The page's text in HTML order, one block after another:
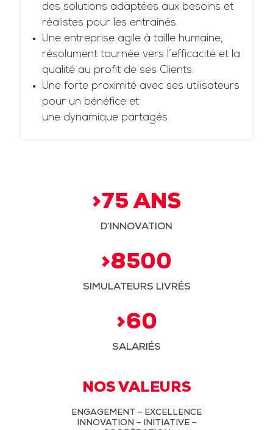
des solutions adaptées aux besoins et
réalistes pour les entrainés.
Une entreprise agile à taille humaine,
résolument tournée vers l’efficacité et la
qualité au profit de ses Clients.
Une forte proximité avec ses utilisateurs
pour un bénéfice et
une dynamique partagés
>75 ANS
D’INNOVATION
>8500
SIMULATEURS LIVRÉS
>60
SALARIÉS
NOS VALEURS
ENGAGEMENT – EXCELLENCE
INNOVATION – INITIATIVE –